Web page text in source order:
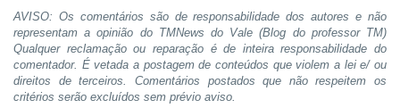
AVISO: Os comentários são de responsabilidade dos autores e não
representam a opinião do TMNews do Vale (Blog do professor TM)
Qualquer reclamação ou reparação é de inteira responsabilidade do
comentador. É vetada a postagem de conteúdos que violem a lei e/ ou
direitos de terceiros. Comentários postados que não respeitem os
critérios serão excluídos sem prévio aviso.